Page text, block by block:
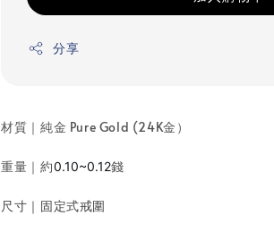
分享
材質｜純金 Pure Gold (24K金）
重量｜約0.10~0.12錢
尺寸｜固定式戒圍